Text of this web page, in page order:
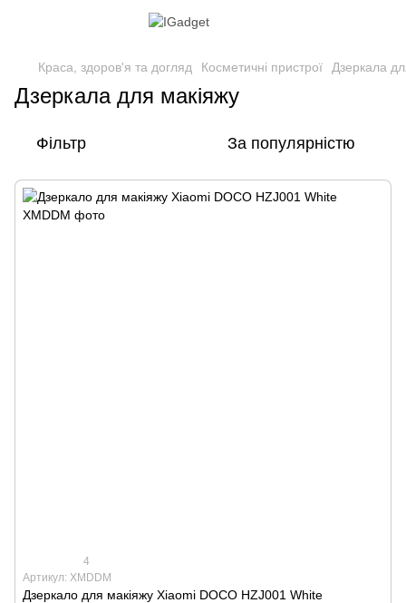
Краса, здоров'я та догляд Косметичні пристрої Дзеркала
Дзеркала для макіяжу
Фільтр За популярністю
4
Артикул: XMDDM
Дзеркало для макіяжу Xiaomi DOCO HZJ001 White